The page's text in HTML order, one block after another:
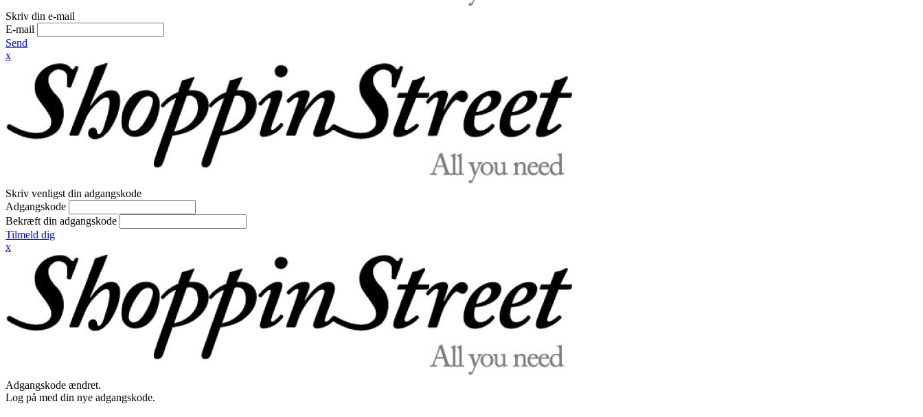
Skriv din e-mail
E-mail
Send
x
Skriv venligst din adgangskode
Adgangskode
Bekræft din adgangskode
Tilmeld dig
x
Adgangskode ændret.
Log på med din nye adgangskode.